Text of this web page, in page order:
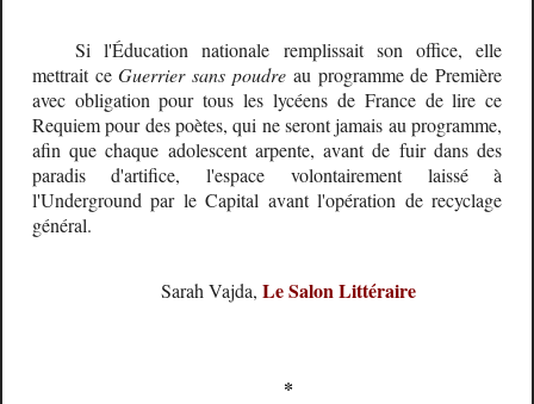
Si l'Éducation nationale remplissait son office, elle
mettrait ceGuerrier sans poudre au programme de Première
avec obligation pour tous les lycéens de France de lire ce
Requiem pour des poètes, qui ne seront jamais au programme,
afin que chaque adolescent arpente, avant de fuir dans des
paradis d'artifice, l'espace volontairement laissé à
l'Underground par le Capital avant l'opération de recyclage
général.
Sarah Vajda, Le Salon Littéraire
*